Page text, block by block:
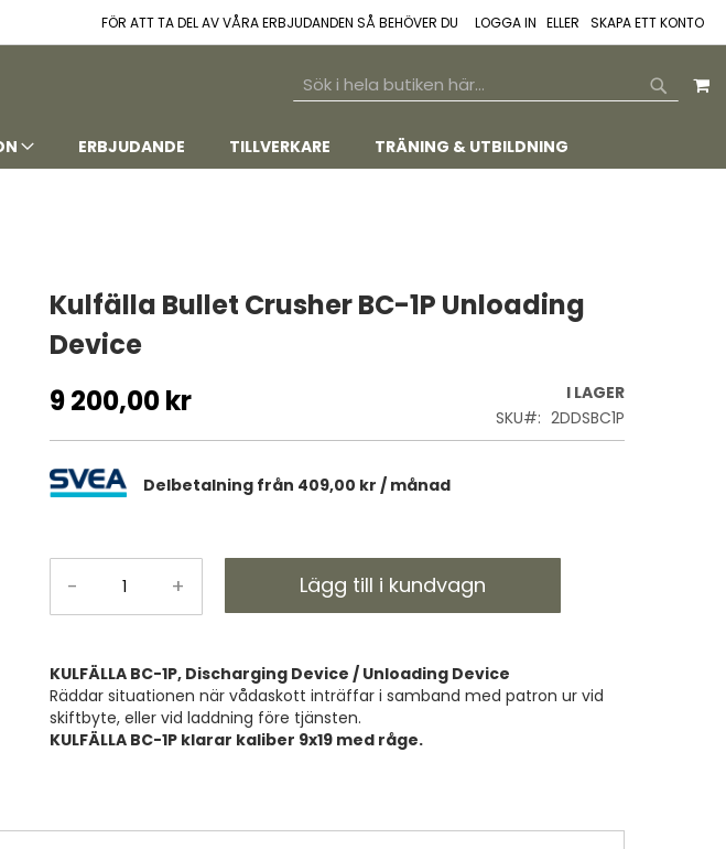
FÖR ATT TA DEL AV VÅRA ERBJUDANDEN SÅ BEHÖVER DU LOGGA IN SKAPA ETT KONTO
SEARCH
ERBJUDANDE TILLVERKARE TRÄNING & UTBILDNING
Kulfälla Bullet Crusher BC-1P Unloading
Device
9 200,00 kr
I LAGER
SKU
2DDSBC1P
Delbetalning från 409,00 kr / månad
- + Lägg till i kundvagn
KULFÄLLA BC-1P, Discharging Device / Unloading Device
Räddar situationen när vådaskott inträffar i samband med patron ur vid
skiftbyte, eller vid laddning före tjänsten.
KULFÄLLA BC-1P klarar kaliber 9x19 med råge.